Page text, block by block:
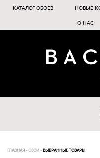
КАТАЛОГ ОБОЕВ НОВЫЕ
О НАС
ГЛАВНАЯ - ОБОИ - ВЫБРАННЫЕ ТОВАРЫ